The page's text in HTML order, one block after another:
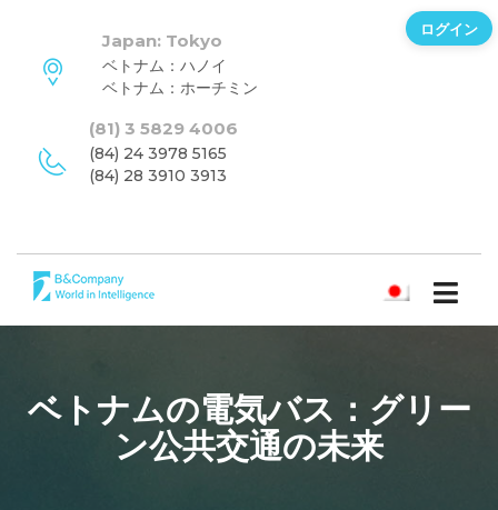
Japan: Tokyo
ベトナム：ハノイ
ベトナム：ホーチミン
(81) 3 5829 4006
(84) 24 3978 5165
(84) 28 3910 3913
日本語
ベトナムの電気バス：グリー
ン公共交通の未来
ログイン